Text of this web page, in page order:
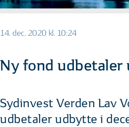
14. dec. 2020 kl. 10:24
Ny fond udbetaler
Sydinvest Verden Lav
udbetaler udbytte i